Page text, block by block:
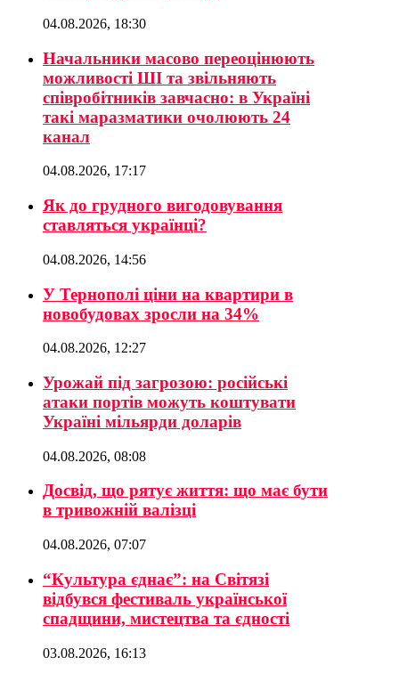
04.08.2026, 18:30
Начальники масово переоцінюють
можливості ШІ та звільняють
співробітників завчасно: в Україні
такі маразматики очолюють 24
канал
04.08.2026, 17:17
Як до грудного вигодовування
ставляться українці?
04.08.2026, 14:56
У Тернополі ціни на квартири в
новобудовах зросли на 34%
04.08.2026, 12:27
Урожай під загрозою: російські
атаки портів можуть коштувати
Україні мільярди доларів
04.08.2026, 08:08
Досвід, що рятує життя: що має бути
в тривожній валізці
04.08.2026, 07:07
“Культура єднає”: на Світязі
відбувся фестиваль української
спадщини, мистецтва та єдності
03.08.2026, 16:13